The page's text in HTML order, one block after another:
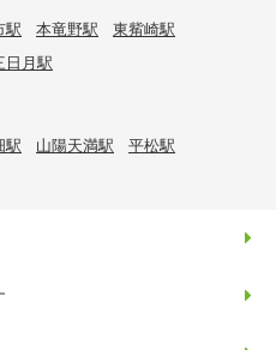
駅 本竜野駅
東觜崎駅
日月駅
駅 山陽天満駅
平松駅